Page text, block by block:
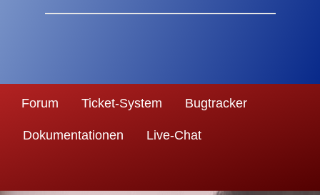
Forum Ticket-System Bugtracker
Dokumentationen Live-Chat